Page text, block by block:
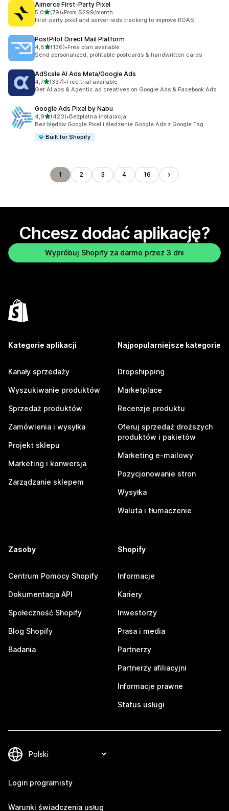
Aimerce First‑Party Pixel
5,0na 5 gwiazdek
(79)
Łączna liczba recenzji: 79
•From $299/month
First-party pixel and server-side tracking to improve ROAS.
PostPilot Direct Mail Platform
4,8na 5 gwiazdek
(136)
Łączna liczba recenzji: 136
•Free plan available
Send personalized, profitable postcards & handwritten cards
AdScale AI Ads Meta/Google Ads
4,7na 5 gwiazdek
(337)
Łączna liczba recenzji: 337
•Free trial available
Get AI ads & Agentic ad creatives on Google Ads & Facebook Ads
Google Ads Pixel by Nabu
4,9na 5 gwiazdek
(420)
Łączna liczba recenzji: 420
•Bezpłatna instalacja
Bez błędów Google Pixel i śledzenie Google Ads z Google Tag
Built for Shopify
1 2 3 4 16
Chcesz dodać aplikację?
Wypróbuj Shopify za darmo przez 3 dni
Kategorie aplikacji
Kanały sprzedaży
Wyszukiwanie produktów
Sprzedaż produktów
Zamówienia i wysyłka
Projekt sklepu
Marketing i konwersja
Zarządzanie sklepem
Najpopularniejsze kategorie
Dropshipping
Marketplace
Recenzje produktu
Oferuj sprzedaż droższych
produktów i pakietów
Marketing e-mailowy
Pozycjonowanie stron
Wysyłka
Waluta i tłumaczenie
Zasoby
Centrum Pomocy Shopify
Dokumentacja API
Społeczność Shopify
Blog Shopify
Badania
Shopify
Informacje
Kariery
Inwestorzy
Prasa i media
Partnerzy
Partnerzy afiliacyjni
Informacje prawne
Status usługi
Login programisty
Warunki świadczenia usług